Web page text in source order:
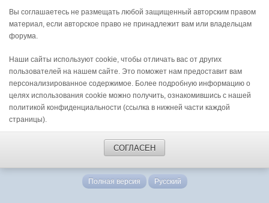
Вы соглашаетесь не размещать любой защищенный авторским правом
материал, если авторское право не принадлежит вам или владельцам
форума.
Наши сайты используют cookie, чтобы отличать вас от других
пользователей на нашем сайте. Это поможет нам предоставит вам
персонализированное содержимое. Более подробную информацию о
целях использования cookie можно получить, ознакомившись с нашей
политикой конфиденциальности (ссылка в нижней части каждой
страницы).
СОГЛАСЕН
Полная версия Русский